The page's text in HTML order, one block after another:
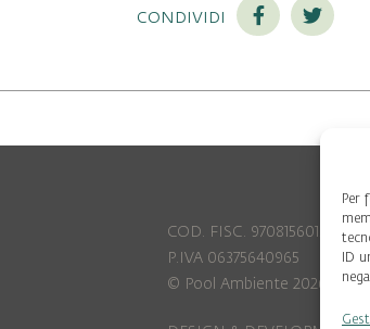
Per
ID
condividi
COD. FISC. 97081560159
P.IVA 06375640965
© Pool Ambiente 2026